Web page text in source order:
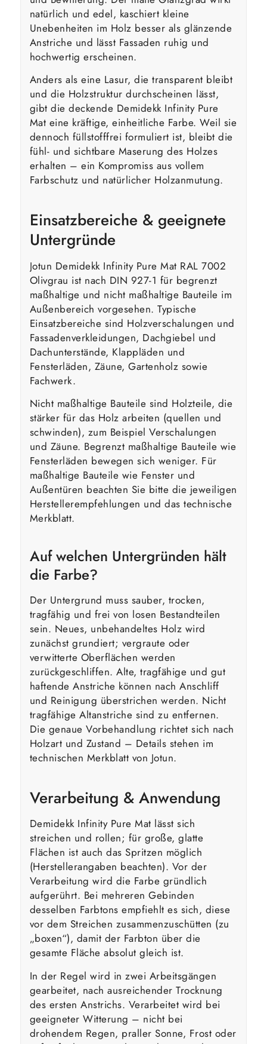
natürlich und edel, kaschiert kleine
Unebenheiten im Holz besser als glänzende
Anstriche und lässt Fassaden ruhig und
hochwertig erscheinen.
Anders als eine Lasur, die transparent bleibt
und die Holzstruktur durchscheinen lässt,
gibt die deckende Demidekk Infinity Pure
Mat eine kräftige, einheitliche Farbe. Weil sie
dennoch füllstofffrei formuliert ist, bleibt die
fühl- und sichtbare Maserung des Holzes
erhalten – ein Kompromiss aus vollem
Farbschutz und natürlicher Holzanmutung.
Einsatzbereiche & geeignete
Untergründe
Jotun Demidekk Infinity Pure Mat RAL 7002
Olivgrau ist nach DIN 927-1 für begrenzt
maßhaltige und nicht maßhaltige Bauteile im
Außenbereich vorgesehen. Typische
Einsatzbereiche sind Holzverschalungen und
Fassadenverkleidungen, Dachgiebel und
Dachunterstände, Klappläden und
Fensterläden, Zäune, Gartenholz sowie
Fachwerk.
Nicht maßhaltige Bauteile sind Holzteile, die
stärker für das Holz arbeiten (quellen und
schwinden), zum Beispiel Verschalungen
und Zäune. Begrenzt maßhaltige Bauteile wie
Fensterläden bewegen sich weniger. Für
maßhaltige Bauteile wie Fenster und
Außentüren beachten Sie bitte die jeweiligen
Herstellerempfehlungen und das technische
Merkblatt.
Auf welchen Untergründen hält
die Farbe?
Der Untergrund muss sauber, trocken,
tragfähig und frei von losen Bestandteilen
sein. Neues, unbehandeltes Holz wird
zunächst grundiert; vergraute oder
verwitterte Oberflächen werden
zurückgeschliffen. Alte, tragfähige und gut
haftende Anstriche können nach Anschliff
und Reinigung überstrichen werden. Nicht
tragfähige Altanstriche sind zu entfernen.
Die genaue Vorbehandlung richtet sich nach
Holzart und Zustand – Details stehen im
technischen Merkblatt von Jotun.
Verarbeitung & Anwendung
Demidekk Infinity Pure Mat lässt sich
streichen und rollen; für große, glatte
Flächen ist auch das Spritzen möglich
(Herstellerangaben beachten). Vor der
Verarbeitung wird die Farbe gründlich
aufgerührt. Bei mehreren Gebinden
desselben Farbtons empfiehlt es sich, diese
vor dem Streichen zusammenzuschütten (zu
„boxen“), damit der Farbton über die
gesamte Fläche absolut gleich ist.
In der Regel wird in zwei Arbeitsgängen
gearbeitet, nach ausreichender Trocknung
des ersten Anstrichs. Verarbeitet wird bei
geeigneter Witterung – nicht bei
drohendem Regen, praller Sonne, Frost oder